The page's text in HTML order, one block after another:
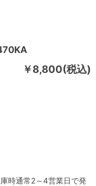
￥8,800(税込)
時通常2～4営業日で発